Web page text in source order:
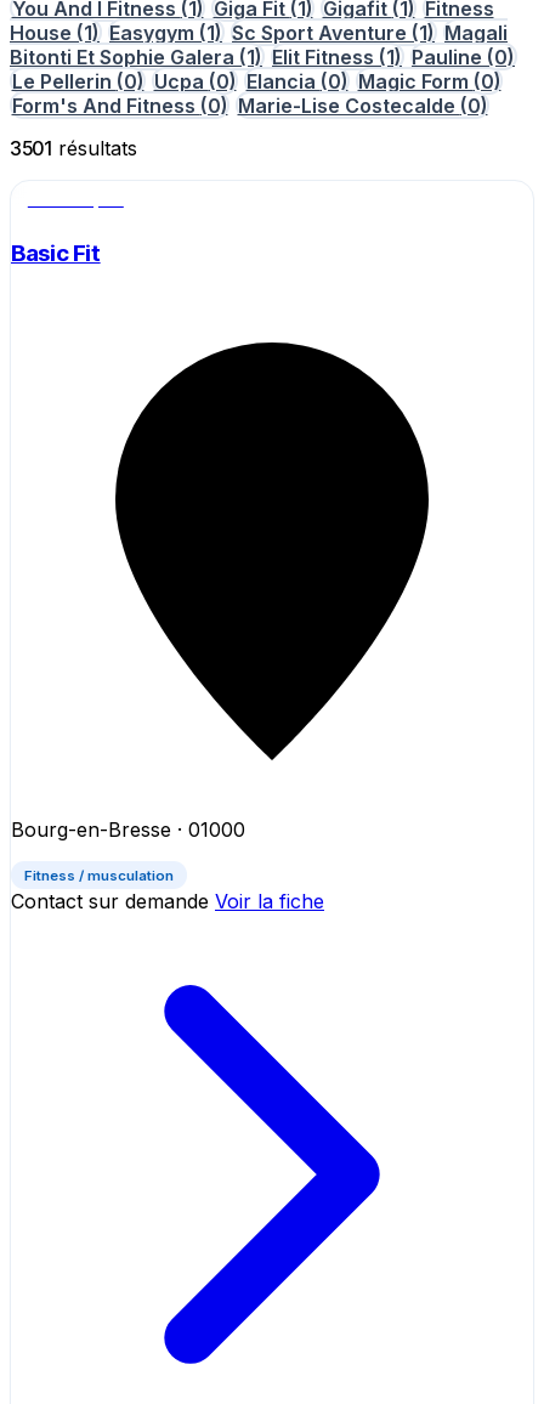
You And I Fitness (1) Giga Fit (1) Gigafit (1) Fitness
House (1) Easygym (1) Sc Sport Aventure (1) Magali
Bitonti Et Sophie Galera (1) Elit Fitness (1) Pauline (0)
Le Pellerin (0) Ucpa (0) Elancia (0) Magic Form (0)
Form's And Fitness (0) Marie-Lise Costecalde (0)
3501 résultats
Basic Fit
Bourg-en-Bresse · 01000
Fitness / musculation
Contact sur demande Voir la fiche